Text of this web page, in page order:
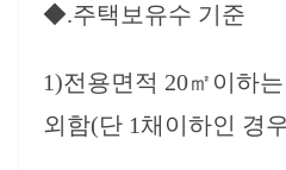
◆.주택보유수 기준
1)전용면적 20㎡이하
외함(단 1채이하인 경